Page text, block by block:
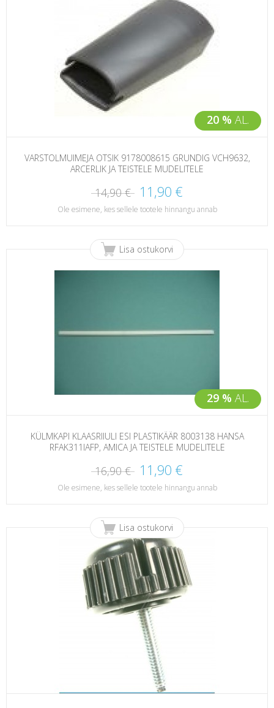
20 % AL.
VARSTOLMUIMEJA OTSIK 9178008615 GRUNDIG VCH9632,
ARCERLIK JA TEISTELE MUDELITELE
14,90 € 11,90 €
Ole esimene, kes sellele tootele hinnangu annab
29 % AL.
Lisa ostukorvi
KÜLMKAPI KLAASRIIULI ESI PLASTIKÄÄR 8003138 HANSA
RFAK311IAFP, AMICA JA TEISTELE MUDELITELE
16,90 € 11,90 €
Ole esimene, kes sellele tootele hinnangu annab
Lisa ostukorvi